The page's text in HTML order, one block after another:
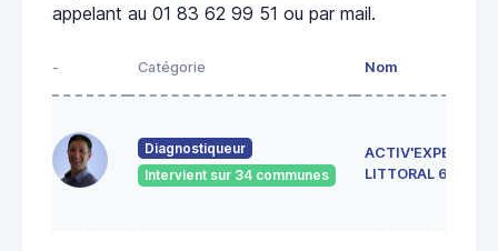
appelant au 01 83 62 99 51 ou par mail.
- Catégorie Nom
Diagnostiqueur
Intervient sur 34 communes
ACTIV'EXPERTISE
LITTORAL 66